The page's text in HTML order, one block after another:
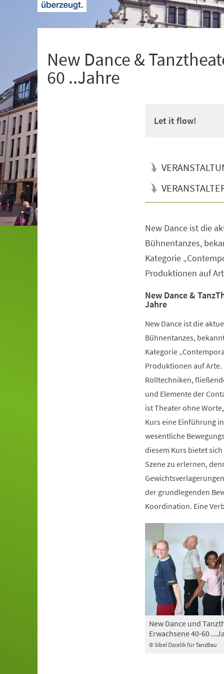
New Dance &
60 ..Jahre
Let it flow!
New Dance ist die
Bühnentanzes,
Kategorie
Produktionen auf
New Dance &
Jahre
New Dance ist die
Bühnentanzes,
Kategorie
Produktionen auf Arte.
Rolltechniken,
und Elemente der
ist Theater ohne
Kurs eine Einführung
wesentliche
diesem Kurs bietet
Szene zu erlernen,
der grundlegenden
Koordination. Eine
© Sibel Özcelik für TanzBau
New Dance und
Erwachsene 40-60